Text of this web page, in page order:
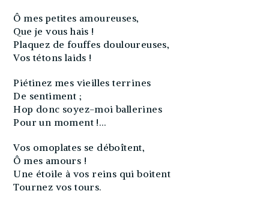
Ô mes petites amoureuses,
Que je vous hais !
Plaquez de fouffes douloureuses,
Vos tétons laids !
Piétinez mes vieilles terrines
De sentiment ;
Hop donc soyez-moi ballerines
Pour un moment !…
Vos omoplates se déboîtent,
Ô mes amours !
Une étoile à vos reins qui boitent
Tournez vos tours.